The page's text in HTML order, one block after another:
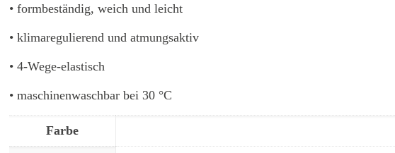
• formbeständig, weich und leicht
• klimaregulierend und atmungsaktiv
• 4-Wege-elastisch
• maschinenwaschbar bei 30 °C
Farbe